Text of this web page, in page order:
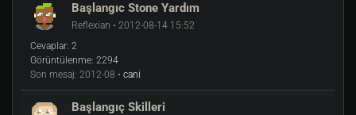
Başlangıc Stone Yardım
Reflexian • 2012-08-14 15:52
Cevaplar: 2
Görüntülenme: 2294
Son mesaj: 2012-08 • cani
Başlangıç Skilleri